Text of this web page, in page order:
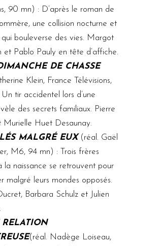
90 mn) : D’après le roman de
une collision nocturne et
bouleverse des vies. Margot
et Pablo Pauly en tête d’affiche.
DE CHASSE
Klein, France Télévisions,
tir accidentel lors d’une
des secrets familiaux. Pierre
Murielle Huet Desaunay.
MALGRÉ EUX(réal. Gaël
M6, 94 mn) : Trois frères
la naissance se retrouvent pour
malgré leurs mondes opposés.
Barbara Schulz et Julien
RELATION
(réal. Nadège Loiseau,